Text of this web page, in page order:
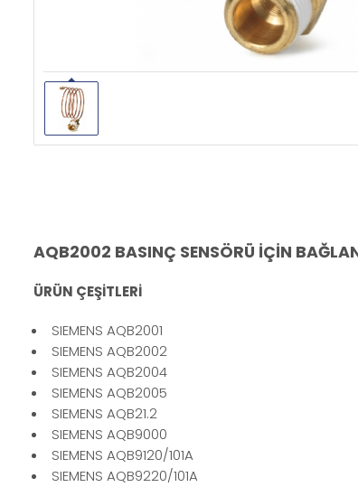
AQB2002 BASINÇ SENSÖRÜ İÇİN
ÜRÜN ÇEŞİTLERİ
SIEMENS AQB2001
SIEMENS AQB2002
SIEMENS AQB2004
SIEMENS AQB2005
SIEMENS AQB21.2
SIEMENS AQB9000
SIEMENS AQB9120/101A
SIEMENS AQB9220/101A